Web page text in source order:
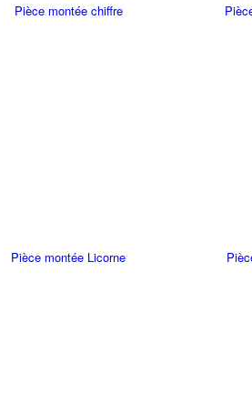
Pièce montée chiffre
Pièce montée Licorne